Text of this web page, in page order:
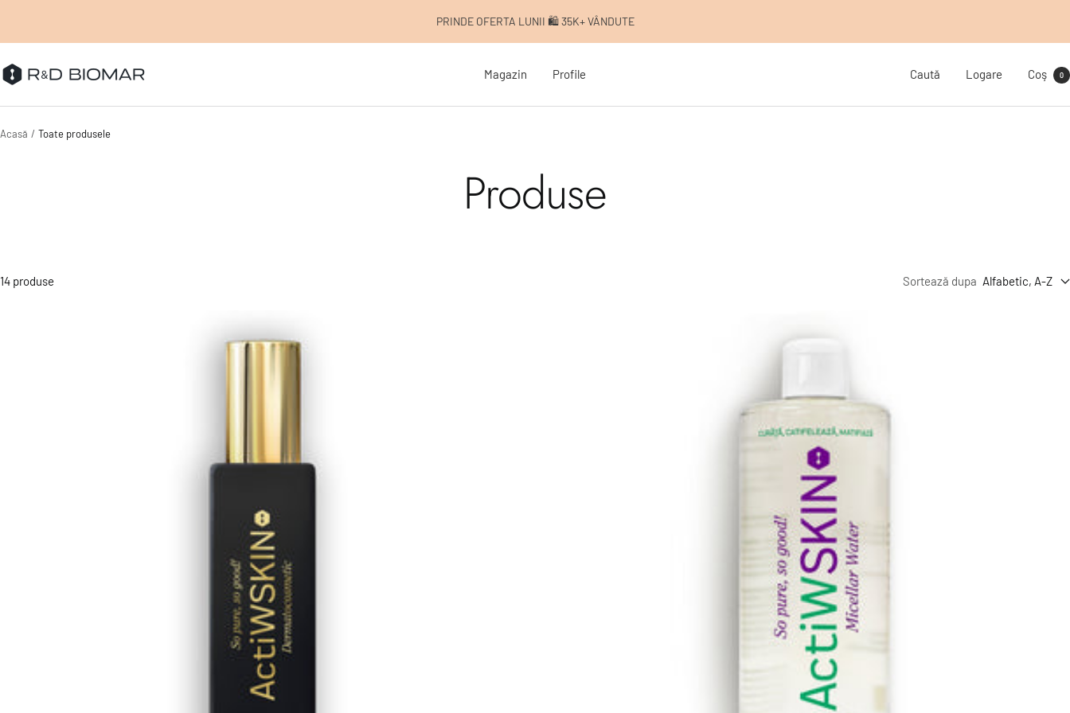
PRINDE OFERTA LUNII 🛍️ 35K+ VÂNDUTE
Magazin Profile
tensanatos.ro Caută Logare Coş 0
Acasă Toate produsele
Produse
14 produse Sortează dupa Alfabetic, A-Z